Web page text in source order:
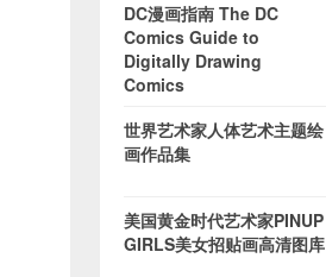
DC漫画指南 The DC
Comics Guide to
Digitally Drawing
Comics
世界艺术家人体艺术主题绘
画作品集
美国黄金时代艺术家PINUP
GIRLS美女招贴画高清图库